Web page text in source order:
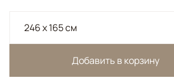
246 x 165 см
Добавить в корзину